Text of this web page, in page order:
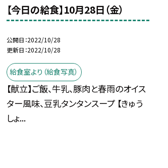
【今日の給食】10月28日（金）
公開日 2022/10/28
更新日 2022/10/28
給食室より（給食写真）
【献立】ご飯、牛乳、豚肉と春雨のオイス
ター風味、豆乳タンタンスープ 【きゅう
しょ...